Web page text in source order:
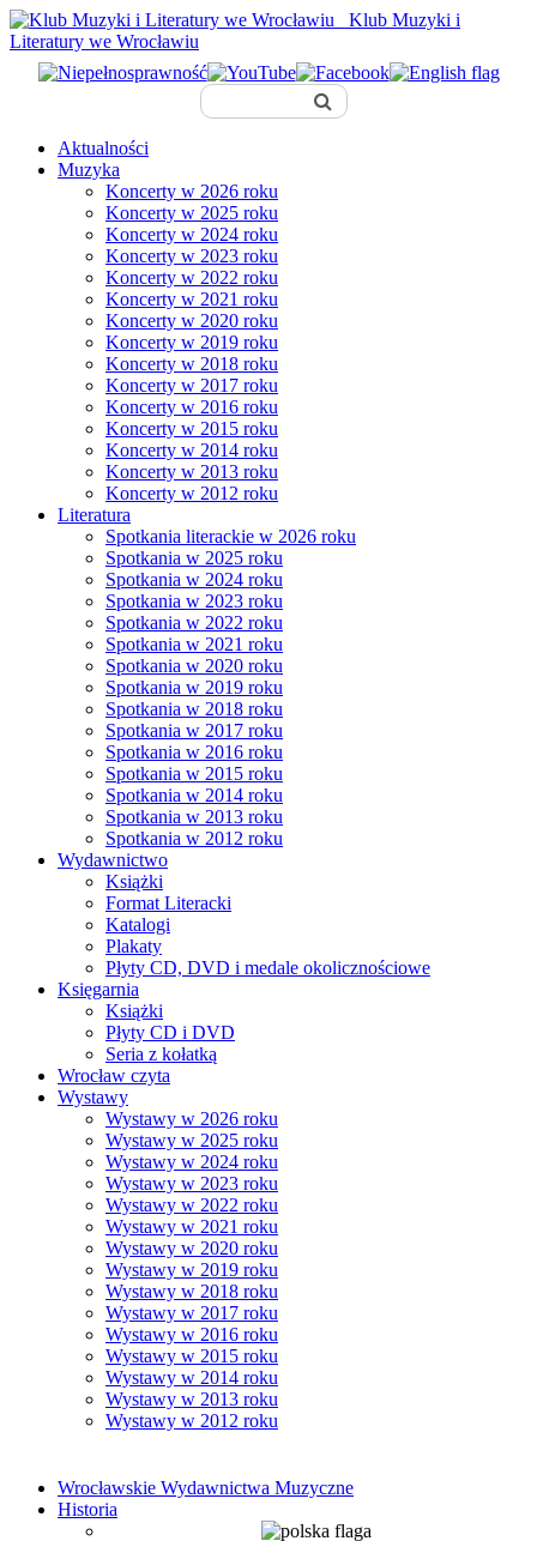
Klub Muzyki i
Literatury we Wrocławiu
Aktualności
Muzyka
Koncerty w 2026 roku
Koncerty w 2025 roku
Koncerty w 2024 roku
Koncerty w 2023 roku
Koncerty w 2022 roku
Koncerty w 2021 roku
Koncerty w 2020 roku
Koncerty w 2019 roku
Koncerty w 2018 roku
Koncerty w 2017 roku
Koncerty w 2016 roku
Koncerty w 2015 roku
Koncerty w 2014 roku
Koncerty w 2013 roku
Koncerty w 2012 roku
Literatura
Spotkania literackie w 2026 roku
Spotkania w 2025 roku
Spotkania w 2024 roku
Spotkania w 2023 roku
Spotkania w 2022 roku
Spotkania w 2021 roku
Spotkania w 2020 roku
Spotkania w 2019 roku
Spotkania w 2018 roku
Spotkania w 2017 roku
Spotkania w 2016 roku
Spotkania w 2015 roku
Spotkania w 2014 roku
Spotkania w 2013 roku
Spotkania w 2012 roku
Wydawnictwo
Książki
Format Literacki
Katalogi
Plakaty
Płyty CD, DVD i medale okolicznościowe
Księgarnia
Książki
Płyty CD i DVD
Seria z kołatką
Wrocław czyta
Wystawy
Wystawy w 2026 roku
Wystawy w 2025 roku
Wystawy w 2024 roku
Wystawy w 2023 roku
Wystawy w 2022 roku
Wystawy w 2021 roku
Wystawy w 2020 roku
Wystawy w 2019 roku
Wystawy w 2018 roku
Wystawy w 2017 roku
Wystawy w 2016 roku
Wystawy w 2015 roku
Wystawy w 2014 roku
Wystawy w 2013 roku
Wystawy w 2012 roku
Wrocławskie Wydawnictwa Muzyczne
Historia